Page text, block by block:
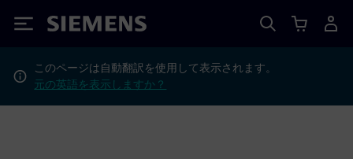
Siemens
このページは自動翻訳を使用して表示されます。
元の英語を表示しますか？